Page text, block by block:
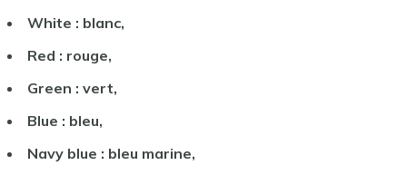
White : blanc,
Red : rouge,
Green : vert,
Blue : bleu,
Navy blue : bleu marine,